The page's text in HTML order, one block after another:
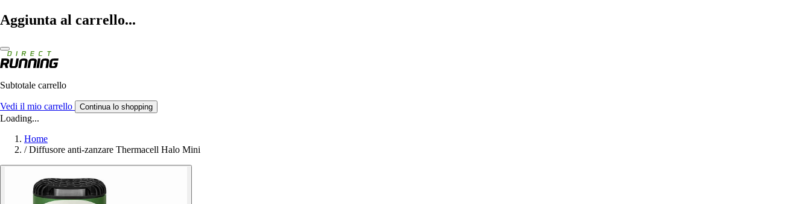
Aggiunta al carrello...
Subtotale carrello
Vedi il mio carrello Continua lo shopping
Loading...
Home
/ Diffusore anti-zanzare Thermacell Halo Mini